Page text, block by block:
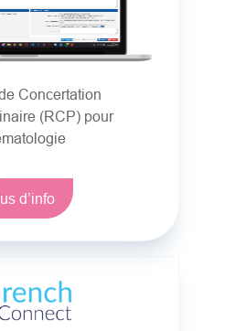
Concertation
(RCP) pour
d’info